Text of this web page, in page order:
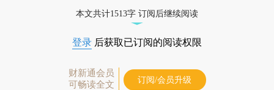
本文共计1513字 订阅后继续阅读
登录 后获取已订阅的阅读权限
财新通会员
可畅读全文
订阅/会员升级